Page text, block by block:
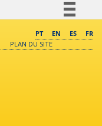
Comunica BR
PT EN ES
FR
PLAN DU SITE